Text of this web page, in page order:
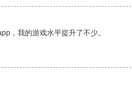
，我的游戏水平提升了不少。